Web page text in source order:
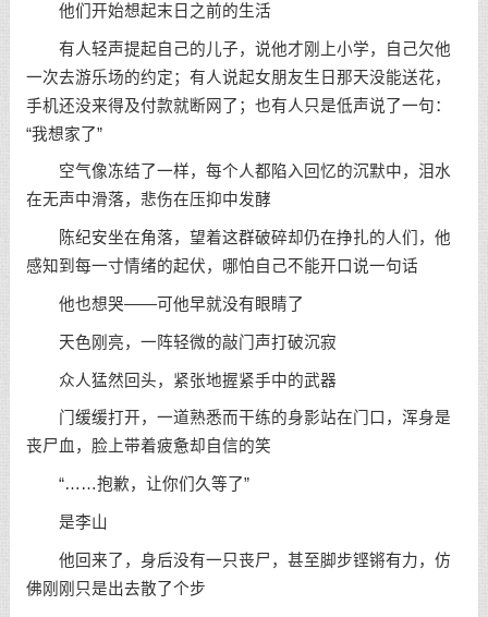
他们开始想起末日之前的生活
有人轻声提起自己的儿子，说他才刚上小学，自己欠他
一次去游乐场的约定；有人说起女朋友生日那天没能送花，
手机还没来得及付款就断网了；也有人只是低声说了一句：
“我想家了”
空气像冻结了一样，每个人都陷入回忆的沉默中，泪水
在无声中滑落，悲伤在压抑中发酵
陈纪安坐在角落，望着这群破碎却仍在挣扎的人们，他
感知到每一寸情绪的起伏，哪怕自己不能开口说一句话
他也想哭——可他早就没有眼睛了
天色刚亮，一阵轻微的敲门声打破沉寂
众人猛然回头，紧张地握紧手中的武器
门缓缓打开，一道熟悉而干练的身影站在门口，浑身是
丧尸血，脸上带着疲惫却自信的笑
“……抱歉，让你们久等了”
是李山
他回来了，身后没有一只丧尸，甚至脚步铿锵有力，仿
佛刚刚只是出去散了个步